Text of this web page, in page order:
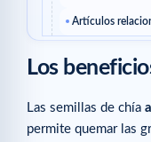
Artículos
Los
Las semillas de chía
permite quemar las